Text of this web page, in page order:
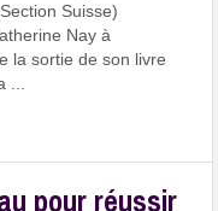
Suisse)
Nay à
la sortie de son livre
pour réussir